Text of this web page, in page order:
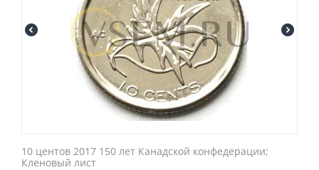
10 центов 2017 150 лет Канадской конфедерации;
Кленовый лист